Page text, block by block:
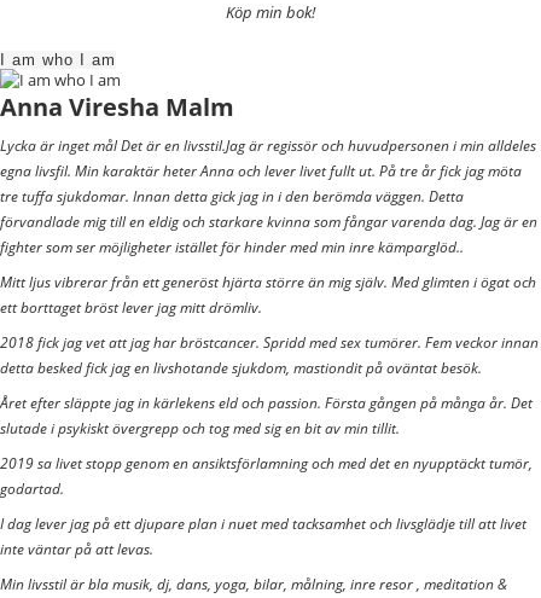
Köp min bok!
I am who I am
Anna Viresha Malm
Lycka är inget mål Det är en livsstil.Jag är regissör och huvudpersonen i min alldeles
egna livsfil. Min karaktär heter Anna och lever livet fullt ut. På tre år fick jag möta
tre tuffa sjukdomar. Innan detta gick jag in i den berömda väggen. Detta
förvandlade mig till en eldig och starkare kvinna som fångar varenda dag. Jag är en
fighter som ser möjligheter istället för hinder med min inre kämparglöd..
Mitt ljus vibrerar från ett generöst hjärta större än mig själv. Med glimten i ögat och
ett borttaget bröst lever jag mitt drömliv.
2018 fick jag vet att jag har bröstcancer. Spridd med sex tumörer. Fem veckor innan
detta besked fick jag en livshotande sjukdom, mastiondit på oväntat besök.
Året efter släppte jag in kärlekens eld och passion. Första gången på många år. Det
slutade i psykiskt övergrepp och tog med sig en bit av min tillit.
2019 sa livet stopp genom en ansiktsförlamning och med det en nyupptäckt tumör,
godartad.
I dag lever jag på ett djupare plan i nuet med tacksamhet och livsglädje till att livet
inte väntar på att levas.
Min livsstil är bla musik, dj, dans, yoga, bilar, målning, inre resor , meditation &